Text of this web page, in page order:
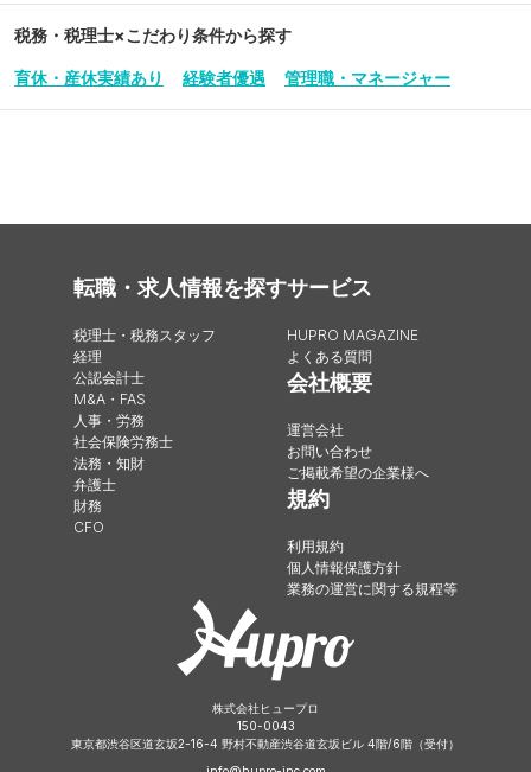
税務・税理士×こだわり条件から探す
育休・産休実績あり 経験者優遇 管理職・マネージャー
転職・求人情報を探す
税理士・税務スタッフ
経理
公認会計士
M&A・FAS
人事・労務
社会保険労務士
法務・知財
弁護士
財務
CFO
サービス
HUPRO MAGAZINE
よくある質問
会社概要
運営会社
お問い合わせ
ご掲載希望の企業様へ
規約
利用規約
個人情報保護方針
業務の運営に関する規程等
株式会社ヒュープロ
150-0043
東京都渋谷区道玄坂2-16-4 野村不動産渋谷道玄坂ビル 4階/6階（受付）